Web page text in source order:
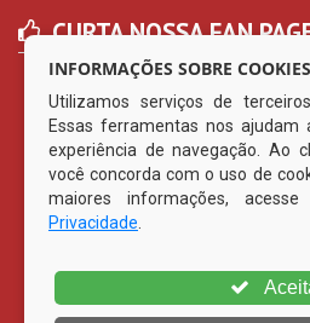
CURTA NOSSA FAN
INFORMAÇÕES SOBRE COOKIES
Utilizamos serviços de
Essas ferramentas nos
experiência de navegação. Ao
você concorda com o uso de
maiores informações,
Privacidade